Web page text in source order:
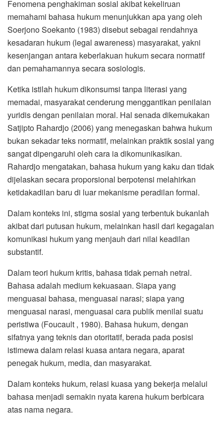
Fenomena penghakiman sosial akibat kekeliruan
memahami bahasa hukum menunjukkan apa yang oleh
Soerjono Soekanto (1983) disebut sebagai rendahnya
kesadaran hukum (legal awareness) masyarakat, yakni
kesenjangan antara keberlakuan hukum secara normatif
dan pemahamannya secara sosiologis.
Ketika istilah hukum dikonsumsi tanpa literasi yang
memadai, masyarakat cenderung menggantikan penilaian
yuridis dengan penilaian moral. Hal senada dikemukakan
Satjipto Rahardjo (2006) yang menegaskan bahwa hukum
bukan sekadar teks normatif, melainkan praktik sosial yang
sangat dipengaruhi oleh cara ia dikomunikasikan.
Rahardjo mengatakan, bahasa hukum yang kaku dan tidak
dijelaskan secara proporsional berpotensi melahirkan
ketidakadilan baru di luar mekanisme peradilan formal.
Dalam konteks ini, stigma sosial yang terbentuk bukanlah
akibat dari putusan hukum, melainkan hasil dari kegagalan
komunikasi hukum yang menjauh dari nilai keadilan
substantif.
Dalam teori hukum kritis, bahasa tidak pernah netral.
Bahasa adalah medium kekuasaan. Siapa yang
menguasai bahasa, menguasai narasi; siapa yang
menguasai narasi, menguasai cara publik menilai suatu
peristiwa (Foucault , 1980). Bahasa hukum, dengan
sifatnya yang teknis dan otoritatif, berada pada posisi
istimewa dalam relasi kuasa antara negara, aparat
penegak hukum, media, dan masyarakat.
Dalam konteks hukum, relasi kuasa yang bekerja melalui
bahasa menjadi semakin nyata karena hukum berbicara
atas nama negara.